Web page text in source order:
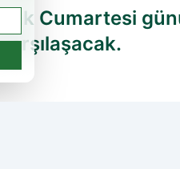
Cumartesi